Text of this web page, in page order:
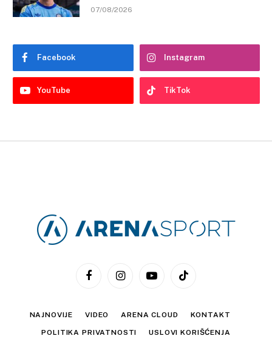
07/08/2026
Facebook Instagram
YouTube TikTok
FacebookInstagramYouTubeTikTok
NAJNOVIJE VIDEO ARENA CLOUD KONTAKT
POLITIKA PRIVATNOSTI USLOVI KORIŠĆENJA